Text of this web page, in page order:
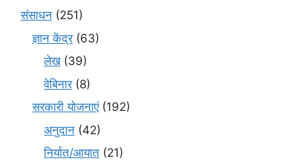
संसाधन (251)
ज्ञान केंद्र(63)
लेख(39)
वेबिनार(8)
सरकारी योजनाएं(192)
अनुदान (42)
निर्यात/आयात (21)